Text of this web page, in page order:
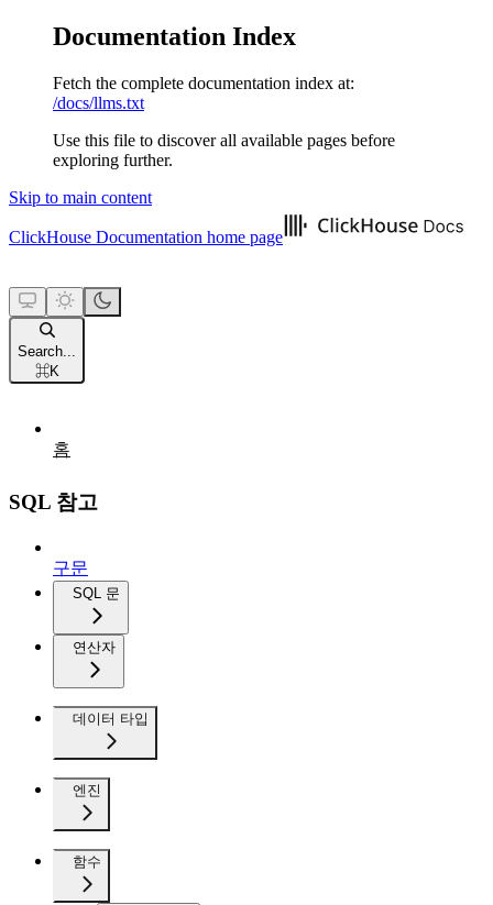
Documentation Index
Fetch the complete documentation index at:
/docs/llms.txt
Use this file to discover all available pages before
exploring further.
Skip to main content
ClickHouse Documentation home page
Search...
⌘K
홈
SQL 참고
구문
SQL 문
연산자
데이터 타입
엔진
함수